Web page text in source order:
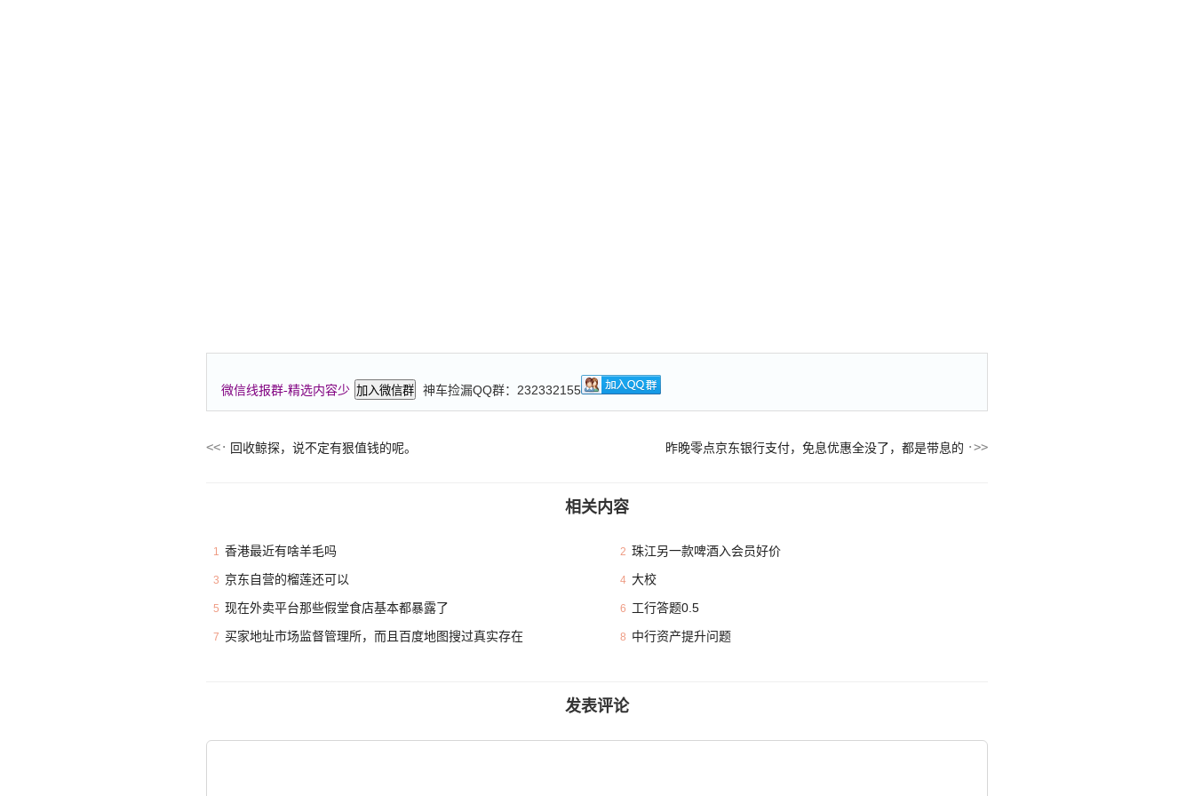
微信线报群-精选内容少 加入微信群 神车捡漏QQ群：232332155
回收鲸探，说不定有狠值钱的呢。 昨晚零点京东银行支付，免息优惠全没了，都是带息的
相关内容
1 香港最近有啥羊毛吗 2 珠江另一款啤酒入会员好价
3 京东自营的榴莲还可以 4 大校
5 现在外卖平台那些假堂食店基本都暴露了 6 工行答题0.5
7 买家地址市场监督管理所，而且百度地图搜过真实存在 8 中行资产提升问题
发表评论